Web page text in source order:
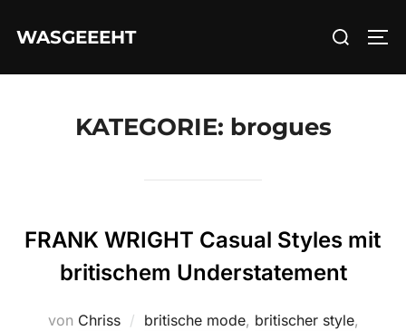
InhaltWASGEEEHT
Suchen
KATEGORIE: brogues
FRANK WRIGHT Casual Styles mit
britischem Understatement
von Chriss britische mode, britischer style,